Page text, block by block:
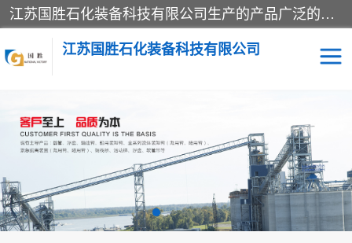
江苏国胜石化装备科技有限公司生产的产品广泛的应用于石油、石化等行业中，产品种类齐全，其中包括装卸鹤管、汽车鹤管、火车鹤管、装车鹤管、卸车鹤管、上装鹤管、下装鹤管、lng鹤管、发油鹤管、液氨鹤管、液化气鹤管等，我们生产的产品质量上乘，价格实惠，服务好，买鹤管就到国胜石化装备！
江苏国胜石化装备科技有限公司
输油臂 鹤管活动梯